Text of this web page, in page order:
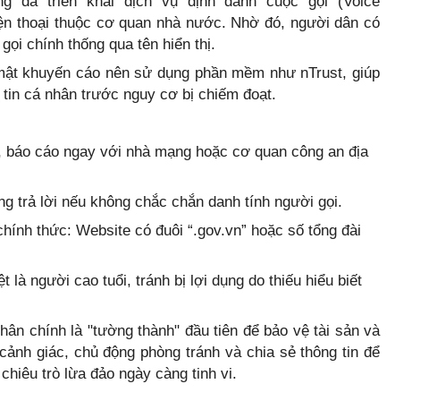
thoại thuộc cơ quan nhà nước. Nhờ đó, người dân có
chính thống qua tên hiển thị.
khuyến cáo nên sử dụng phần mềm như nTrust, giúp
cá nhân trước nguy cơ bị chiếm đoạt.
cáo ngay với nhà mạng hoặc cơ quan công an địa
trả lời nếu không chắc chắn danh tính người gọi.
thức: Website có đuôi “.gov.vn” hoặc số tổng đài
là người cao tuổi, tránh bị lợi dụng do thiếu hiểu biết
chính là "tường thành" đầu tiên để bảo vệ tài sản và
giác, chủ động phòng tránh và chia sẻ thông tin để
trò lừa đảo ngày càng tinh vi.